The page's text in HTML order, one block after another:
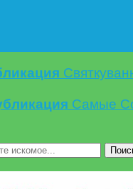
Самые